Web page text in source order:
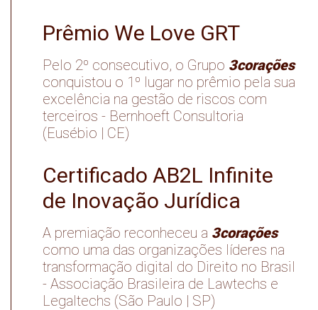
Prêmio We Love GRT
Pelo 2º consecutivo, o Grupo 3corações
conquistou o 1º lugar no prêmio pela sua
excelência na gestão de riscos com
terceiros - Bernhoeft Consultoria
(Eusébio | CE)
Certificado AB2L Infinite
de Inovação Jurídica
A premiação reconheceu a 3corações
como uma das organizações líderes na
transformação digital do Direito no Brasil
- Associação Brasileira de Lawtechs e
Legaltechs (São Paulo | SP)